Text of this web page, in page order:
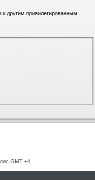
другим привилегированным
GMT +4.